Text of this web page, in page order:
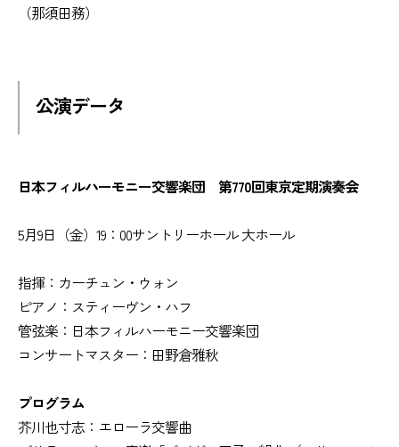
（那須田務）
公演データ
日本フィルハーモニー交響楽団 第770回東京定期演奏会
5月9日（金）19：00サントリーホール 大ホール
指揮：カーチュン・ウォン
ピアノ：スティーヴン・ハフ
管弦楽：日本フィルハーモニー交響楽団
コンサートマスター：田野倉雅秋
プログラム
芥川也寸志：エローラ交響曲